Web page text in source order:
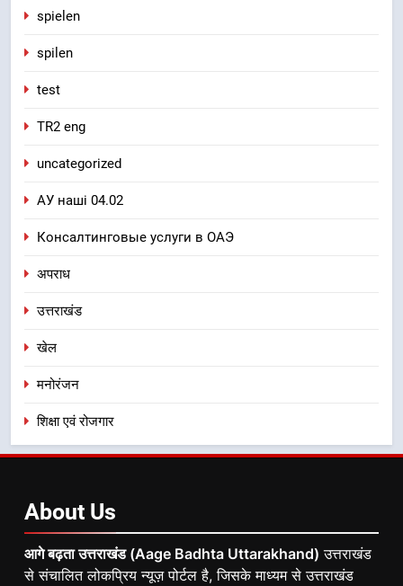
spielen
spilen
test
TR2 eng
uncategorized
АУ наші 04.02
Консалтинговые услуги в ОАЭ
अपराध
उत्तराखंड
खेल
मनोरंजन
शिक्षा एवं रोजगार
About Us
आगे बढ़ता उत्तराखंड (Aage Badhta Uttarakhand) उत्तराखंड
से संचालित लोकप्रिय न्यूज़ पोर्टल है, जिसके माध्यम से उत्तराखंड